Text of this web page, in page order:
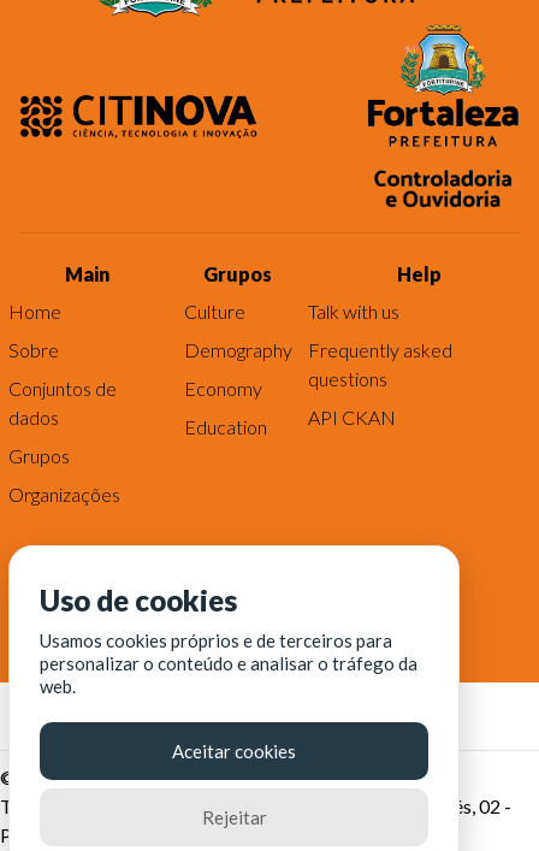
Main
Home
Sobre
Conjuntos de
dados
Grupos
Organizações
Grupos
Culture
Demography
Economy
Education
Help
Talk with us
Frequently asked
questions
API CKAN
© Fortaleza Digital || CITINOVA - Fundação de Ciência,
Tecnologia e Inovação de Fortaleza - Rua dos Tremembés, 02 -
Praia de Iracema - Fortaleza-CE
Uso de cookies
Usamos cookies próprios e de terceiros para
personalizar o conteúdo e analisar o tráfego da
web.
Aceitar cookies
Rejeitar